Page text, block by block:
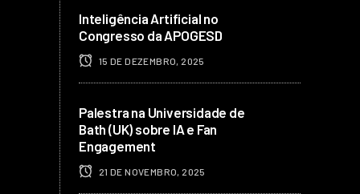
Inteligência Artificial no
Congresso da APOGESD
15 DE DEZEMBRO, 2025
Palestra na Universidade de
Bath (UK) sobre IA e Fan
Engagement
21 DE NOVEMBRO, 2025